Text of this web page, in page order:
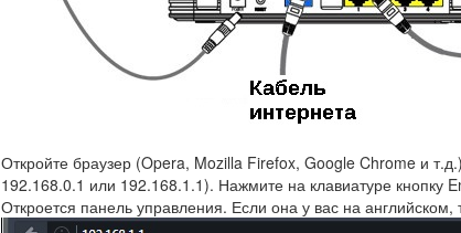
Откройте браузер (Opera, Mozilla Firefox, Google Chrome и
192.168.0.1 или 192.168.1.1). Нажмите на клавиатуре кнопку
Откроется панель управления. Если она у вас на